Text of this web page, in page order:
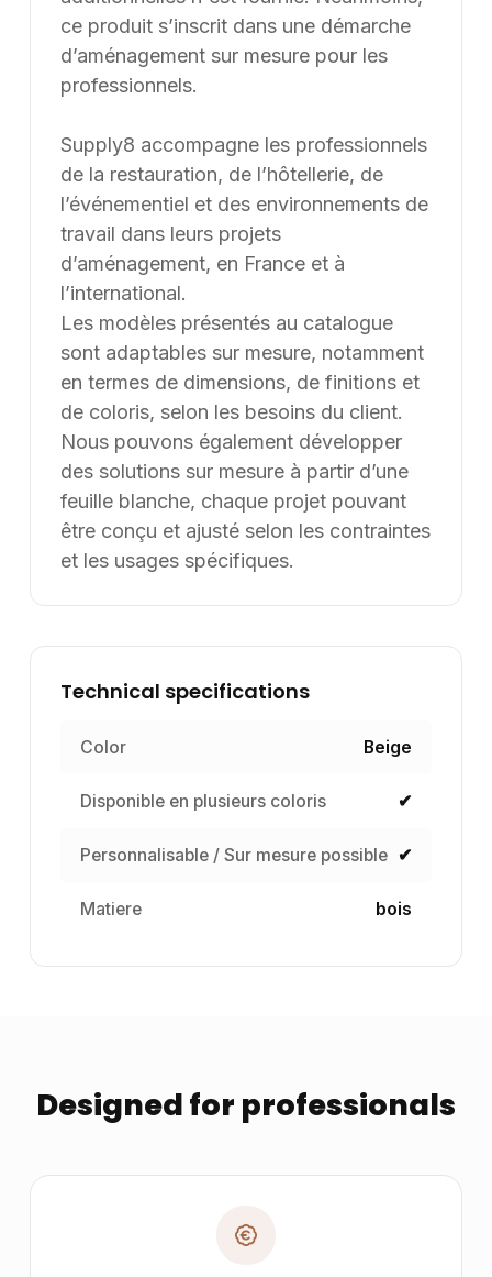
ce produit s’inscrit dans une démarche
d’aménagement sur mesure pour les
professionnels.
Supply8 accompagne les professionnels
de la restauration, de l’hôtellerie, de
l’événementiel et des environnements de
travail dans leurs projets
d’aménagement, en France et à
l’international.
Les modèles présentés au catalogue
sont adaptables sur mesure, notamment
en termes de dimensions, de finitions et
de coloris, selon les besoins du client.
Nous pouvons également développer
des solutions sur mesure à partir d’une
feuille blanche, chaque projet pouvant
être conçu et ajusté selon les contraintes
et les usages spécifiques.
Technical specifications
Color Beige
Disponible en plusieurs coloris ✔
Personnalisable / Sur mesure possible ✔
Matiere bois
Designed for professionals